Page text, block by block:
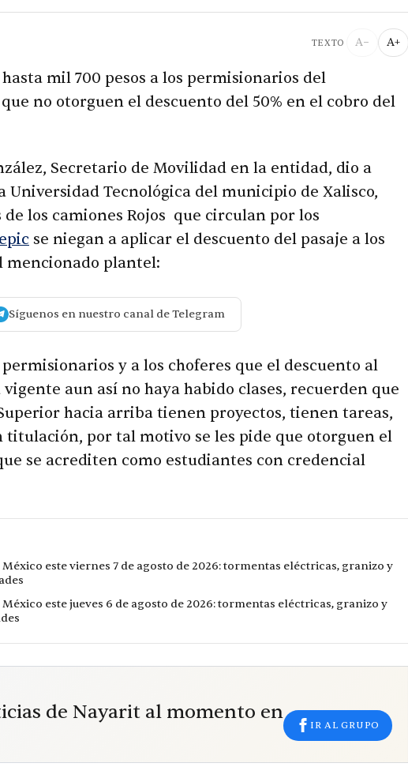
TEXTO A− A+
mil 700 pesos a los permisionarios del
no otorguen el descuento del 50% en el cobro del
Secretario de Movilidad en la entidad, dio a
Universidad Tecnológica del municipio de Xalisco,
los camiones Rojos que circulan por los
se niegan a aplicar el descuento del pasaje a los
mencionado plantel:
Síguenos en nuestro canal de Telegram
permisionarios y a los choferes que el descuento al
aun así no haya habido clases, recuerden que
hacia arriba tienen proyectos, tienen tareas,
por tal motivo se les pide que otorguen el
se acrediten como estudiantes con credencial
este viernes 7 de agosto de 2026: tormentas eléctricas, granizo y
este jueves 6 de agosto de 2026: tormentas eléctricas, granizo y
de Nayarit al momento en
IR AL GRUPO